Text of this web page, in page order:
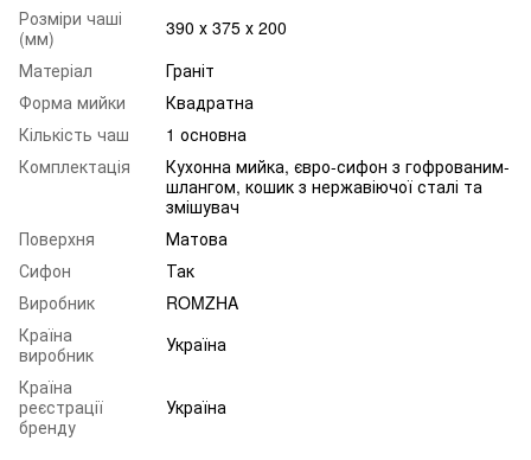
Розміри чаші
(мм)
390 х 375 х 200
Матеріал
Граніт
Форма мийки
Квадратна
Кількість чаш
1 основна
Комплектація
Кухонна мийка, євро-сифон з гофрованим-
шлангом, кошик з нержавіючої сталі та
змішувач
Поверхня
Матова
Сифон
Так
Виробник
ROMZHA
Країна
виробник
Україна
Країна
реєстрації
бренду
Україна